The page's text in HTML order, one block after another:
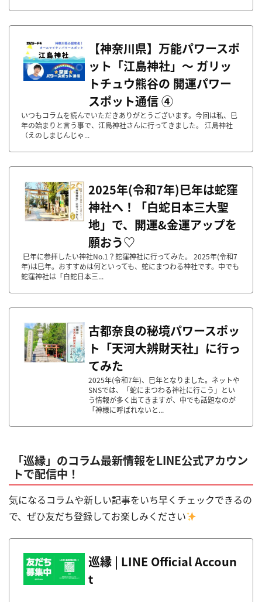
【神奈川県】万能パワースポ
ット「江島神社」〜 ガリッ
トチュウ熊谷の 開運パワー
スポット通信 ④
いつもコラムを読んでいただきありがとうございます。今回は私、巳
年の始まりと言う事で、江島神社さんに行ってきました。 江島神社
（えのしまじんじゃ...
2025年(令和7年)巳年は蛇窪
神社へ！「白蛇日本三大聖
地」で、開運&金運アップを
願おう♡
巳年に参拝したい神社No.1？蛇窪神社に行ってみた。 2025年(令和7
年)は巳年。おすすめは何といっても、蛇にまつわる神社です。中でも
蛇窪神社は「白蛇日本三...
古都奈良の秘境パワースポッ
ト「天河大辨財天社」に行っ
てみた
2025年(令和7年)、巳年となりました。ネットや
SNSでは、「蛇にまつわる神社に行こう」とい
う情報が多く出てきますが、中でも話題なのが
「神様に呼ばれないと...
「巡縁」のコラム最新情報をLINE公式アカウン
トで配信中！
気になるコラムや新しい記事をいち早くチェックできるの
で、ぜひ友だち登録してお楽しみください
巡縁 | LINE Official Accoun
t